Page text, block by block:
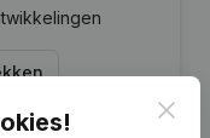
vereist.